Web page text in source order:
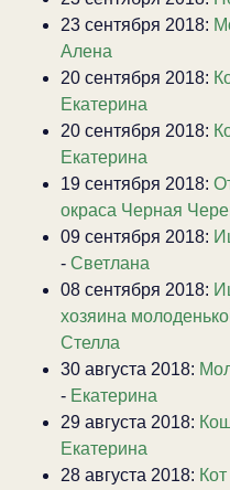
23 сентября 2018:
Алена
20 сентября 2018:
Екатерина
20 сентября 2018:
Екатерина
19 сентября 2018:
окраса Черная
09 сентября 2018:
- Светлана
08 сентября 2018:
хозяина
Стелла
30 августа 2018:
- Екатерина
29 августа 2018:
Екатерина
28 августа 2018: